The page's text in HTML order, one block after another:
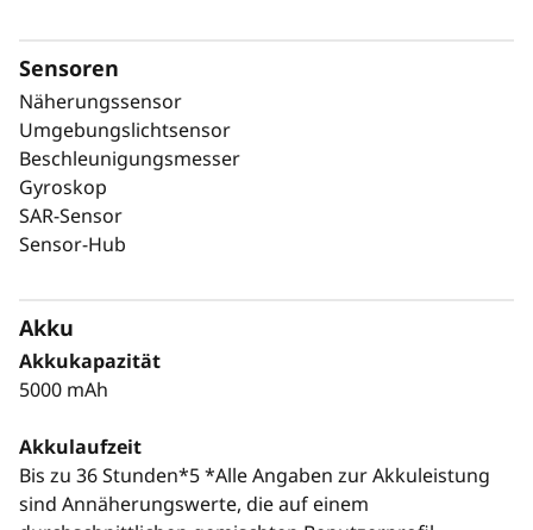
Sensoren
Näherungssensor
Umgebungslichtsensor
Beschleunigungsmesser
Gyroskop
SAR-Sensor
Sensor-Hub
Akku
Akkukapazität
5000 mAh
Akkulaufzeit
Bis zu 36 Stunden*5 *Alle Angaben zur Akkuleistung
sind Annäherungswerte, die auf einem